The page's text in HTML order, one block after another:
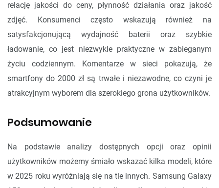
relację jakości do ceny, płynność działania oraz jakość
zdjęć. Konsumenci często wskazują również na
satysfakcjonującą wydajność baterii oraz szybkie
ładowanie, co jest niezwykle praktyczne w zabieganym
życiu codziennym. Komentarze w sieci pokazują, że
smartfony do 2000 zł są trwałe i niezawodne, co czyni je
atrakcyjnym wyborem dla szerokiego grona użytkowników.
Podsumowanie
Na podstawie analizy dostępnych opcji oraz opinii
użytkowników możemy śmiało wskazać kilka modeli, które
w 2025 roku wyróżniają się na tle innych. Samsung Galaxy